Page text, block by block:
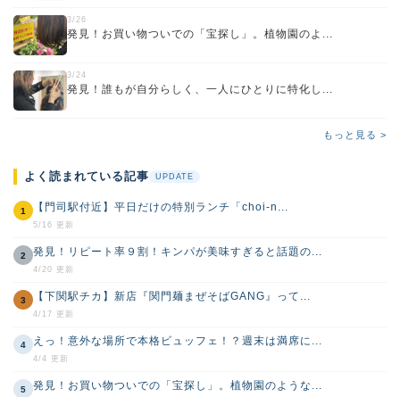
3/26
発見！お買い物ついでの「宝探し」。植物園のよ...
3/24
発見！誰もが自分らしく、一人にひとりに特化し...
もっと見る >
よく読まれている記事 UPDATE
1 【門司駅付近】平日だけの特別ランチ「choi-n...
5/16 更新
2 発見！リピート率９割！キンパが美味すぎると話題の...
4/20 更新
3 【下関駅チカ】新店『関門麺まぜそばGANG』って...
4/17 更新
4 えっ！意外な場所で本格ビュッフェ！？週末は満席に...
4/4 更新
5 発見！お買い物ついでの「宝探し」。植物園のような...